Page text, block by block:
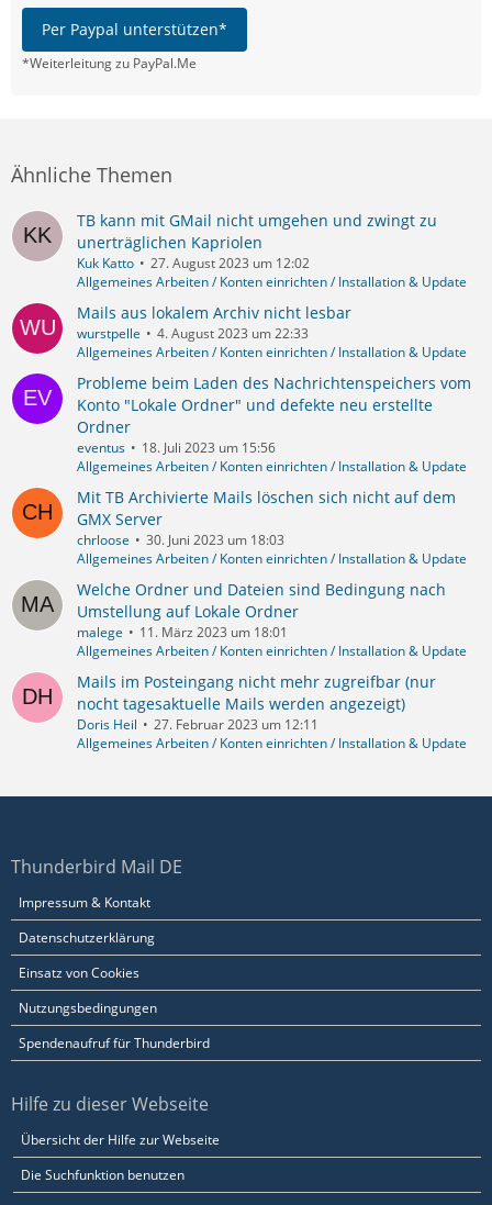
Per Paypal unterstützen*
*Weiterleitung zu PayPal.Me
Ähnliche Themen
TB kann mit GMail nicht umgehen und zwingt zu
unerträglichen Kapriolen
Kuk Katto
27. August 2023 um 12:02
Allgemeines Arbeiten / Konten einrichten / Installation & Update
Mails aus lokalem Archiv nicht lesbar
wurstpelle
4. August 2023 um 22:33
Allgemeines Arbeiten / Konten einrichten / Installation & Update
Probleme beim Laden des Nachrichtenspeichers vom
Konto "Lokale Ordner" und defekte neu erstellte
Ordner
eventus
18. Juli 2023 um 15:56
Allgemeines Arbeiten / Konten einrichten / Installation & Update
Mit TB Archivierte Mails löschen sich nicht auf dem
GMX Server
chrloose
30. Juni 2023 um 18:03
Allgemeines Arbeiten / Konten einrichten / Installation & Update
Welche Ordner und Dateien sind Bedingung nach
Umstellung auf Lokale Ordner
malege
11. März 2023 um 18:01
Allgemeines Arbeiten / Konten einrichten / Installation & Update
Mails im Posteingang nicht mehr zugreifbar (nur
nocht tagesaktuelle Mails werden angezeigt)
Doris Heil
27. Februar 2023 um 12:11
Allgemeines Arbeiten / Konten einrichten / Installation & Update
Thunderbird Mail DE
Impressum & Kontakt
Datenschutzerklärung
Einsatz von Cookies
Nutzungsbedingungen
Spendenaufruf für Thunderbird
Hilfe zu dieser Webseite
Übersicht der Hilfe zur Webseite
Die Suchfunktion benutzen